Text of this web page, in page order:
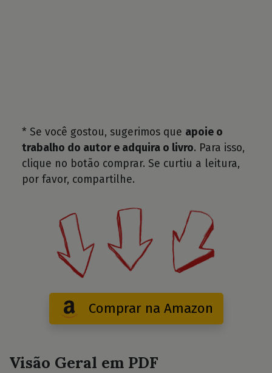
* Se você gostou, sugerimos que apoie o
trabalho do autor e adquira o livro. Para isso,
clique no botão comprar. Se curtiu a leitura,
por favor, compartilhe.
Comprar na Amazon
Visão Geral em PDF